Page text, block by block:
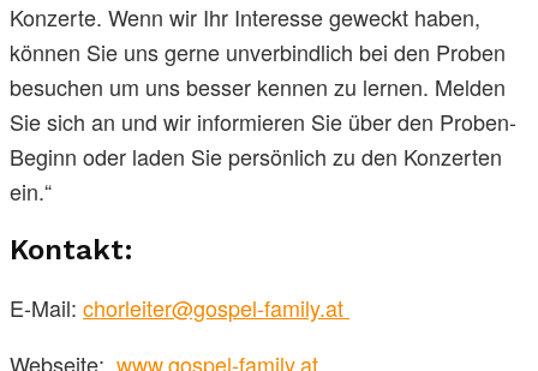
Konzerte. Wenn wir Ihr Interesse geweckt haben,
können Sie uns gerne unverbindlich bei den Proben
besuchen um uns besser kennen zu lernen. Melden
Sie sich an und wir informieren Sie über den Proben-
Beginn oder laden Sie persönlich zu den Konzerten
ein.“
Kontakt:
E-Mail: chorleiter@gospel-family.at
Webseite: www.gospel-family.at